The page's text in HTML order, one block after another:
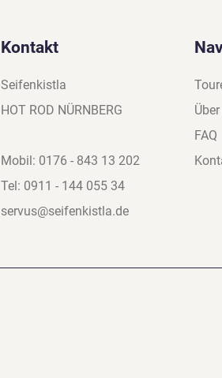
Kontakt
Seifenkistla
HOT ROD NÜRNBERG
Mobil: 0176 - 843 13 202
Tel: 0911 - 144 055 34
servus@seifenkistla.de
FAQ